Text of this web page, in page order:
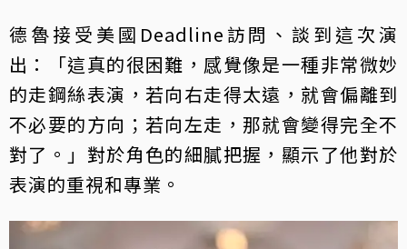
德魯接受美國Deadline訪問、談到這次演
出：「這真的很困難，感覺像是一種非常微妙
的走鋼絲表演，若向右走得太遠，就會偏離到
不必要的方向；若向左走，那就會變得完全不
對了。」對於角色的細膩把握，顯示了他對於
表演的重視和專業。